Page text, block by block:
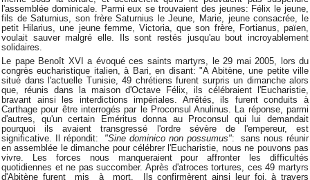
l'assemblée dominicale. Parmi eux se trouvaient des jeunes: Félix le jeune,
fils de Saturnius, son frère Saturnius le Jeune, Marie, jeune consacrée, le
petit Hilarius, une jeune femme, Victoria, que son frère, Fortianus, païen,
voulait sauver malgré elle. Ils sont restés jusqu'au bout incroyablement
solidaires.
Le pape Benoît XVI a évoqué ces saints martyrs, le 29 mai 2005, lors du
congrès eucharistique italien, à Bari, en disant: "A Abitène, une petite ville
situé dans l'actuelle Tunisie, 49 chrétiens furent surpris un dimanche alors
que, réunis dans la maison d'Octave Félix, ils célébraient l'Eucharistie,
bravant ainsi les interdictions impériales. Arrêtés, ils furent conduits à
Carthage pour être interrogés par le Proconsul Anulinus. La réponse, parmi
d'autres, qu'un certain Eméritus donna au Proconsul qui lui demandait
pourquoi ils avaient transgressé l'ordre sévère de l'empereur, est
significative. Il répondit: "Sine dominico non possumus": sans nous réunir
en assemblée le dimanche pour célébrer l'Eucharistie, nous ne pouvons pas
vivre. Les forces nous manqueraient pour affronter les difficultés
quotidiennes et ne pas succomber. Après d'atroces tortures, ces 49 martyrs
d'Abitène furent mis à mort. Ils confirmèrent ainsi leur foi, à travers